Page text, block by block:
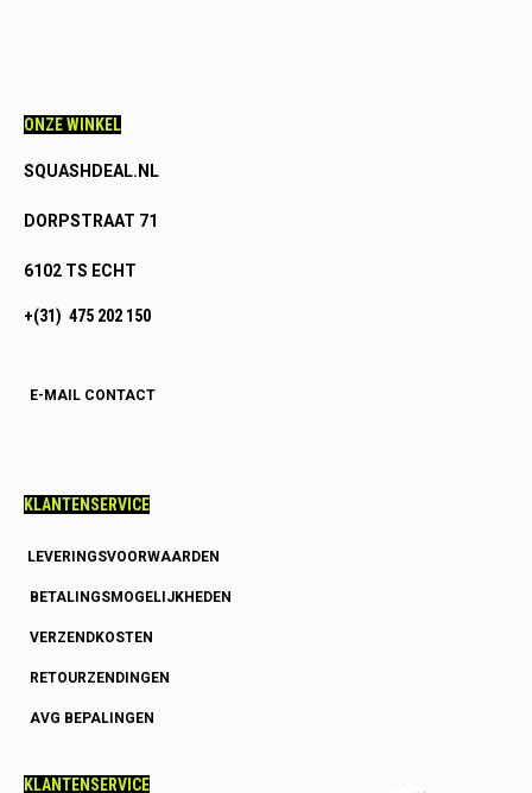
ONZE WINKEL
SQUASHDEAL.NL
DORPSTRAAT 71
6102 TS ECHT
+(31) 475 202 150
E-MAIL CONTACT
KLANTENSERVICE
LEVERINGSVOORWAARDEN
BETALINGSMOGELIJKHEDEN
VERZENDKOSTEN
RETOURZENDINGEN
AVG BEPALINGEN
KLANTENSERVICE